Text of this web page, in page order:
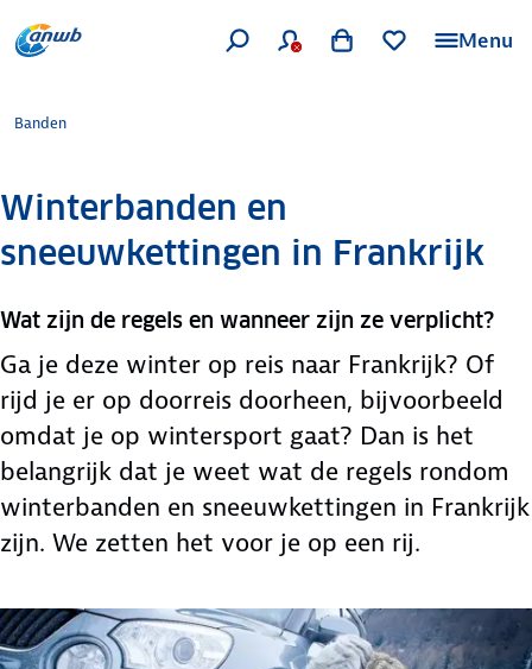
Menu
Banden
Winterbanden en
sneeuwkettingen in Frankrijk
Wat zijn de regels en wanneer zijn ze verplicht?
Ga je deze winter op reis naar Frankrijk? Of
rijd je er op doorreis doorheen, bijvoorbeeld
omdat je op wintersport gaat? Dan is het
belangrijk dat je weet wat de regels rondom
winterbanden en sneeuwkettingen in Frankrijk
zijn. We zetten het voor je op een rij.